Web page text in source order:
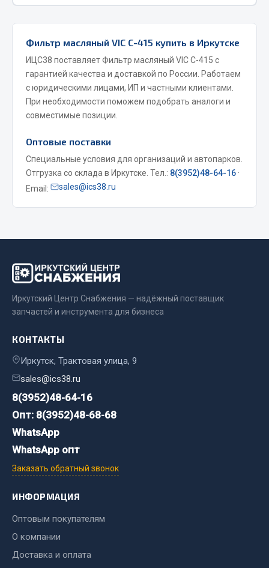
Угольники
Фитинги
Штуцеры
Автомобильный инструмент
Измерительный инструмент
Крепежный инструмент
Слесарный инструмент
Показать ещё
Весь раздел
Цепи подъёмные
Весь раздел
РТИ
Кольца уплотнительные
Лента конвейерная
Паронит
Фильтр масляный VIC C-415 купить в Иркутске
ИЦС38 поставляет Фильтр масляный VIC C-415 с
гарантией качества и доставкой по России. Работаем
с юридическими лицами, ИП и частными клиентами.
При необходимости поможем подобрать аналоги и
совместимые позиции.
Оптовые поставки
Специальные условия для организаций и автопарков.
Отгрузка со склада в Иркутске. Тел.: 8(3952)48-64-16 ·
Email:
sales@ics38.ru
Иркутский Центр Снабжения — надёжный поставщик
запчастей и инструмента для бизнеса
КОНТАКТЫ
Иркутск, Трактовая улица, 9
sales@ics38.ru
8(3952)48-64-16
Опт: 8(3952)48-68-68
WhatsApp
WhatsApp опт
Заказать обратный звонок
ИНФОРМАЦИЯ
Оптовым покупателям
О компании
Доставка и оплата